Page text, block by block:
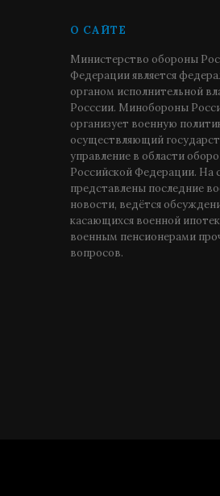
О САЙТЕ
Министерство обороны
Федерации является
органом исполнительной
Росссии. Минобороны
организует военную
осуществляющий
управление в области
Российской Федерации. На
представлены последние
новости, ведётся
касающихся военной
военным пенсионерами
вопросов.